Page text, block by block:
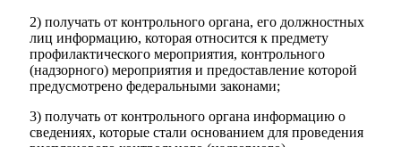
2) получать от контрольного органа, его должностных
лиц информацию, которая относится к предмету
профилактического мероприятия, контрольного
(надзорного) мероприятия и предоставление которой
предусмотрено федеральными законами;
3) получать от контрольного органа информацию о
сведениях, которые стали основанием для проведения